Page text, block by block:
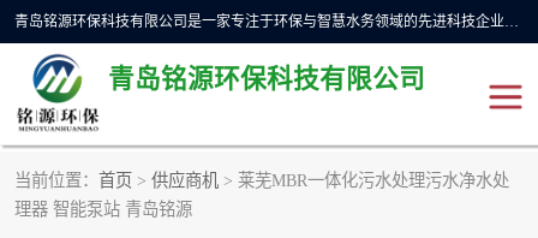
青岛铭源环保科技有限公司是一家专注于环保与智慧水务领域的先进科技企业，公司专注于云智能一体化预制泵站、水务循环利用、海绵城市、云智慧水务开发及新型环保技术研发等领域。铭源环保以为客户提供优质产品、专业技术服务为己任。为客户提供量身定制方案，提供多种配置方案满足实际使用要求。严控供货周期，并提供高标准后期维护。以环保为己任，视质量如生命，以技术做先导，靠诚信赢客户。
青岛铭源环保科技有限公司
当前位置： 首页 > 供应商机 > 莱芜MBR一体化污水处理污水净水处
理器 智能泵站 青岛铭源
一体化HMPP泵站